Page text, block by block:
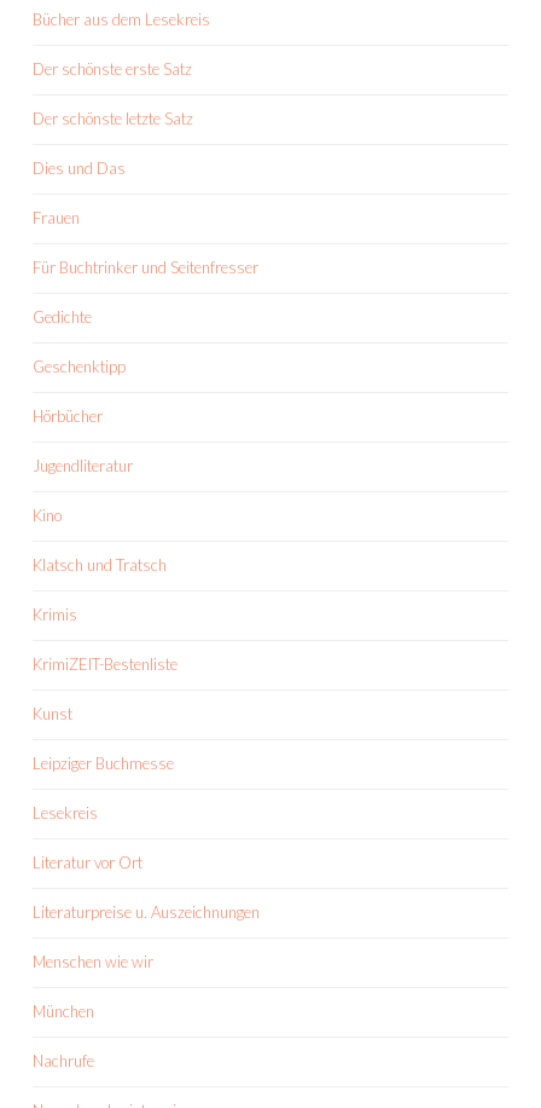
Bücher aus dem Lesekreis
Der schönste erste Satz
Der schönste letzte Satz
Dies und Das
Frauen
Für Buchtrinker und Seitenfresser
Gedichte
Geschenktipp
Hörbücher
Jugendliteratur
Kino
Klatsch und Tratsch
Krimis
KrimiZEIT-Bestenliste
Kunst
Leipziger Buchmesse
Lesekreis
Literatur vor Ort
Literaturpreise u. Auszeichnungen
Menschen wie wir
München
Nachrufe